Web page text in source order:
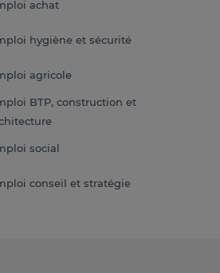
achat
hygiène et sécurité
agricole
BTP, construction et
social
conseil et stratégie